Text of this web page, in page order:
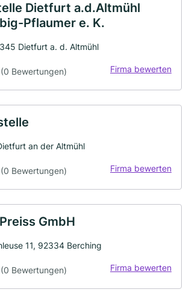
Dietfurt a.d.Altmühl
Pflaumer e. K.
Dietfurt a. d. Altmühl
(0 Bewertungen) Firma bewerten
an der Altmühl
(0 Bewertungen) Firma bewerten
GmbH
11, 92334 Berching
(0 Bewertungen) Firma bewerten